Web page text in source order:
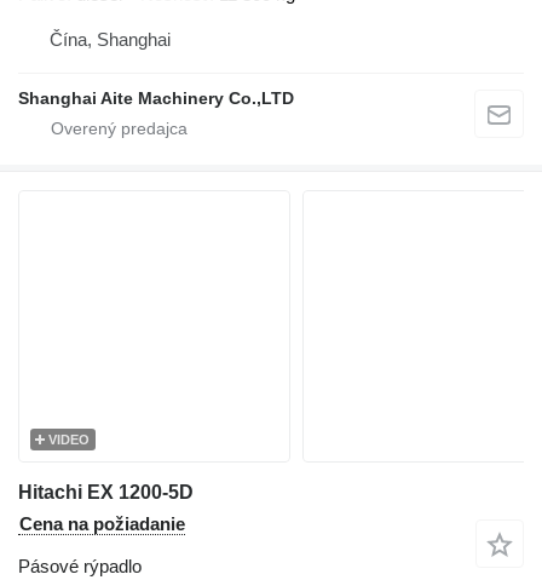
Čína, Shanghai
Shanghai Aite Machinery Co.,LTD
VIDEO
Hitachi EX 1200-5D
Cena na požiadanie
Pásové rýpadlo